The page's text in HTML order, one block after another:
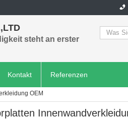
steht an erster
Kontakt Referenzen
OEM